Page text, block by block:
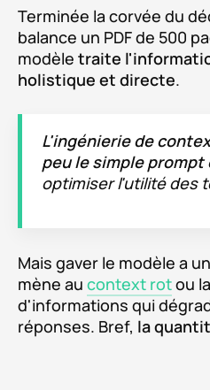
Terminée la corvée du
balance un PDF de 500
modèle traite
holistique et directe.
L'ingénierie de
peu le simple
optimiser l'utilité des
Mais gaver le modèle a
mène au context rotou
d'informations qui
réponses. Bref, la